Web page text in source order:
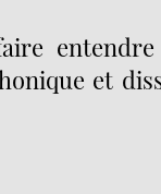
et